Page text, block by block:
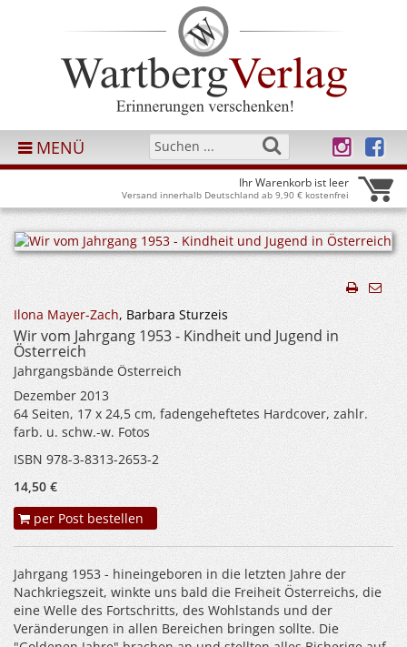
MENÜ
Ihr Warenkorb ist leer
Versand innerhalb Deutschland ab 9,90 € kostenfrei
Ilona Mayer-Zach, Barbara Sturzeis
Wir vom Jahrgang 1953 - Kindheit und Jugend in
Österreich
Jahrgangsbände Österreich
Dezember 2013
64 Seiten, 17 x 24,5 cm, fadengeheftetes Hardcover, zahlr.
farb. u. schw.-w. Fotos
ISBN 978-3-8313-2653-2
14,50 €
per Post bestellen
Jahrgang 1953 - hineingeboren in die letzten Jahre der
Nachkriegszeit, winkte uns bald die Freiheit Österreichs, die
eine Welle des Fortschritts, des Wohlstands und der
Veränderungen in allen Bereichen bringen sollte. Die